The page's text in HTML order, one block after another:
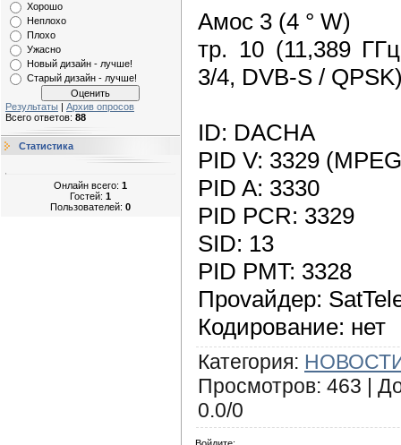
Хорошо
Неплохо
Плохо
Ужасно
Новый дизайн - лучше!
Старый дизайн - лучше!
Результаты | Архив опросов
Всего ответов: 88
Статистика
Онлайн всего: 1
Гостей: 1
Пользователей: 0
Амос 3 (4 ° W)
тр. 10 (11,389
3/4, DVB-S /
ID: DACHA
PID V: 3329
PID A: 3330
PID PCR: 3329
SID: 13
PID PMT: 3328
Проvайдер:
Кодирование: нет
Категория:
Просмотров: 463 |
0.0/0